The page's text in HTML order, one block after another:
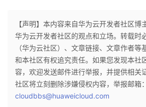
【声明】本内容来自华为云开发者社区博
华为云开发者社区的观点和立场。转载时
（华为云社区）、文章链接、文章作者等
和本社区有权追究责任。如果您发现本社
容，欢迎发送邮件进行举报，并提供相关
社区将立刻删除涉嫌侵权内容，举报邮箱：
cloudbbs@huaweicloud.com